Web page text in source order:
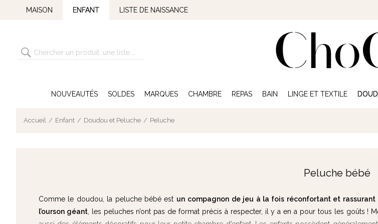
MAISON ENFANT LISTE DE NAISSANCE
NOUVEAUTÉS SOLDES MARQUES CHAMBRE REPAS BAIN LINGE ET TEXTILE
Accueil Enfant Doudou et Peluche Peluche
Peluche bébé
Comme le doudou, la peluche bébé est un compagnon de jeu à la fois réconfortant et rassurant
l’ourson géant, les peluches n’ont pas de format précis à respecter, il y a en a pour tous les goûts !